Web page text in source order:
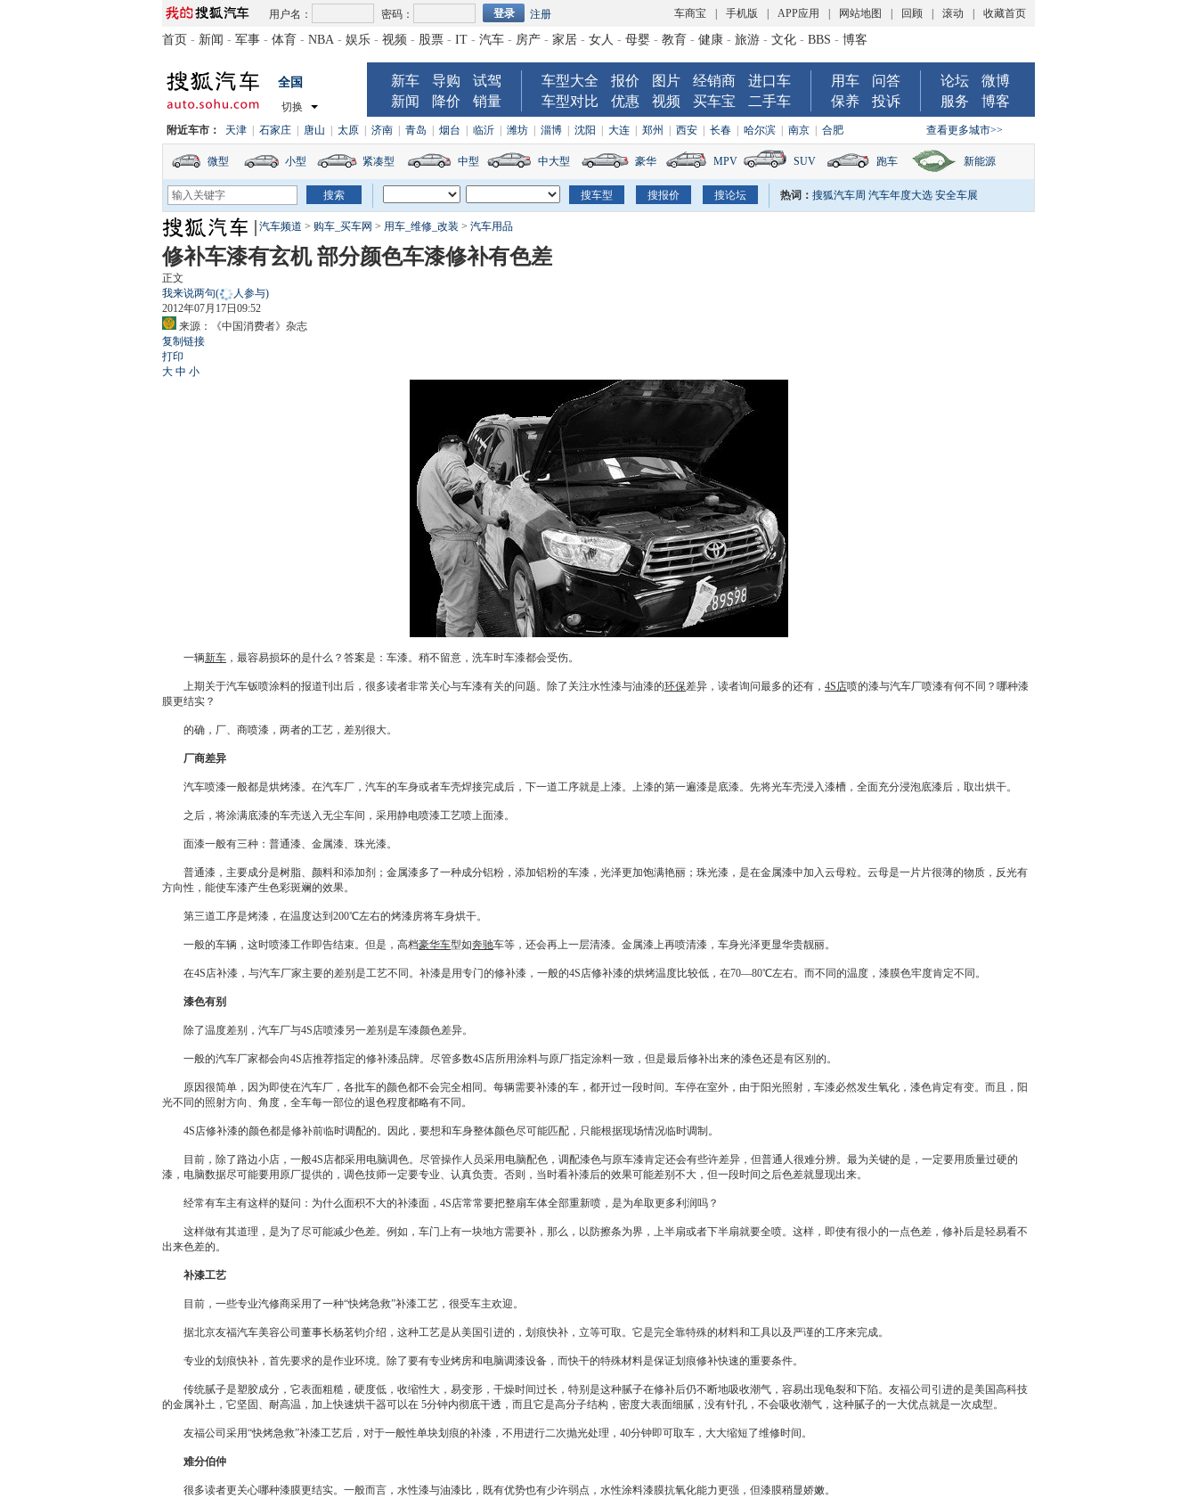
用户名： 密码： 注册 车商宝 手机版 APP应用 网站地图 回顾 滚动 收藏首页
首页 - 新闻 - 军事 - 体育 - NBA - 娱乐 - 视频 - 股票 - IT - 汽车 - 房产 - 家居 - 女人 - 母婴 - 教育 - 健康 - 旅游 - 文化 - BBS - 博客
全国
切换
新车 导购
试驾
新闻
降价 销量
车型大全 报价 图片 经销商
进口车
车型对比
优惠 视频 买车宝 二手车
用车
问答
保养
投诉
论坛
微博
服务
博客
查看更多城市>>
附近车市： 天津 石家庄 唐山 太原 济南 青岛 烟台 临沂 潍坊 淄博 沈阳 大连 郑州 西安 长春 哈尔滨 南京 合肥
微型 小型 紧凑型 中型 中大型 豪华 MPV SUV 跑车 新能源
热词： 搜狐汽车周 汽车年度大选 安全车展
汽车频道 > 购车_买车网 > 用车_维修_改装 > 汽车用品
修补车漆有玄机 部分颜色车漆修补有色差
正文
我来说两句(
人参与)
2012年07月17日09:52
来源：
《中国消费者》杂志
复制链接
打印
大 中 小
一辆新车 ，最容易损坏的是什么？答案是：车漆。稍不留意，洗车时车漆都会受伤。
上期关于汽车钣喷涂料的报道刊出后，很多读者非常关心与车漆有关的问题。除了关注水性漆与油漆的环保差异，读者询问最多的还有， 4S店喷的漆与汽车厂喷漆有何不同？哪种漆
膜更结实？
的确，厂、商喷漆，两者的工艺，差别很大。
厂商差异
汽车喷漆一般都是烘烤漆。在汽车厂，汽车的车身或者车壳焊接完成后，下一道工序就是上漆。上漆的第一遍漆是底漆。先将光车壳浸入漆槽，全面充分浸泡底漆后，取出烘干。
之后，将涂满底漆的车壳送入无尘车间，采用静电喷漆工艺喷上面漆。
面漆一般有三种：普通漆、金属漆、珠光漆。
普通漆，主要成分是树脂、颜料和添加剂；金属漆多了一种成分铝粉，添加铝粉的车漆，光泽更加饱满艳丽；珠光漆，是在金属漆中加入云母粒。云母是一片片很薄的物质，反光有
方向性，能使车漆产生色彩斑斓的效果。
第三道工序是烤漆，在温度达到200℃左右的烤漆房将车身烘干。
一般的车辆，这时喷漆工作即告结束。但是，高档豪华车型如奔驰车等，还会再上一层清漆。金属漆上再喷清漆，车身光泽更显华贵靓丽。
在4S店补漆，与汽车厂家主要的差别是工艺不同。补漆是用专门的修补漆，一般的4S店修补漆的烘烤温度比较低，在70—80℃左右。而不同的温度，漆膜色牢度肯定不同。
漆色有别
除了温度差别，汽车厂与4S店喷漆另一差别是车漆颜色差异。
一般的汽车厂家都会向4S店推荐指定的修补漆品牌。尽管多数4S店所用涂料与原厂指定涂料一致，但是最后修补出来的漆色还是有区别的。
原因很简单，因为即使在汽车厂，各批车的颜色都不会完全相同。每辆需要补漆的车，都开过一段时间。车停在室外，由于阳光照射，车漆必然发生氧化，漆色肯定有变。而且，阳
光不同的照射方向、角度，全车每一部位的退色程度都略有不同。
4S店修补漆的颜色都是修补前临时调配的。因此，要想和车身整体颜色尽可能匹配，只能根据现场情况临时调制。
目前，除了路边小店，一般4S店都采用电脑调色。尽管操作人员采用电脑配色，调配漆色与原车漆肯定还会有些许差异，但普通人很难分辨。最为关键的是，一定要用质量过硬的
漆，电脑数据尽可能要用原厂提供的，调色技师一定要专业、认真负责。否则，当时看补漆后的效果可能差别不大，但一段时间之后色差就显现出来。
经常有车主有这样的疑问：为什么面积不大的补漆面， 4S店常常要把整扇车体全部重新喷，是为牟取更多利润吗？
这样做有其道理，是为了尽可能减少色差。例如，车门上有一块地方需要补，那么，以防擦条为界，上半扇或者下半扇就要全喷。这样，即使有很小的一点色差，修补后是轻易看不
出来色差的。
补漆工艺
目前，一些专业汽修商采用了一种“快烤急救”补漆工艺，很受车主欢迎。
据北京友福汽车美容公司董事长杨茗钧介绍，这种工艺是从美国引进的，划痕快补，立等可取。它是完全靠特殊的材料和工具以及严谨的工序来完成。
专业的划痕快补，首先要求的是作业环境。除了要有专业烤房和电脑调漆设备，而快干的特殊材料是保证划痕修补快速的重要条件。
传统腻子是塑胶成分，它表面粗糙，硬度低，收缩性大，易变形，干燥时间过长，特别是这种腻子在修补后仍不断地吸收潮气，容易出现龟裂和下陷。友福公司引进的是美国高科技
的金属补土，它坚固、耐高温，加上快速烘干器可以在 5分钟内彻底干透，而且它是高分子结构，密度大表面细腻，没有针孔，不会吸收潮气，这种腻子的一大优点就是一次成型。
友福公司采用“快烤急救”补漆工艺后，对于一般性单块划痕的补漆，不用进行二次抛光处理，40分钟即可取车，大大缩短了维修时间。
难分伯仲
很多读者更关心哪种漆膜更结实。一般而言，水性漆与油漆比，既有优势也有少许弱点，水性涂料漆膜抗氧化能力更强，但漆膜稍显娇嫩。